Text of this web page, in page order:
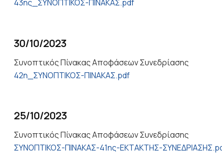
43ης_ΣΥΝΟΠΤΙΚΟΣ-ΠΙΝΑΚΑΣ.pdf
30/10/2023
Συνοπτικός Πίνακας Αποφάσεων Συνεδρίασης
42η_ΣΥΝΟΠΤΙΚΟΣ-ΠΙΝΑΚΑΣ.pdf
25/10/2023
Συνοπτικός Πίνακας Αποφάσεων Συνεδρίασης
ΣΥΝΟΠΤΙΚΟΣ-ΠΙΝΑΚΑΣ-41ης-ΕΚΤΑΚΤΗΣ-